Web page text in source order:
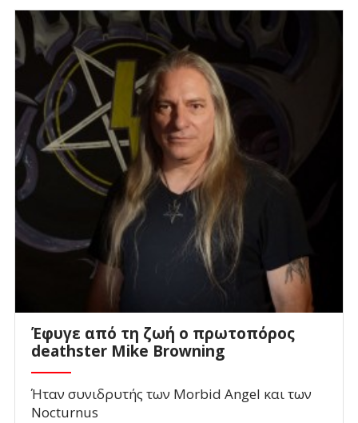
Έφυγε από τη ζωή ο πρωτοπόρος
deathster Mike Browning
Ήταν συνιδρυτής των Morbid Angel και των
Nocturnus